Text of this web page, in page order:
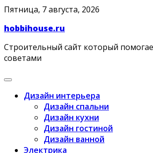
Skip
content
Пятница, 7 августа, 2026
hobbihouse.ru
Строительный сайт который
советами
Дизайн интерьера
Дизайн спальни
Дизайн кухни
Дизайн гостиной
Дизайн ванной
Электрика